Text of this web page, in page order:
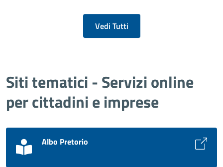
Vedi Tutti
Siti tematici - Servizi online
per cittadini e imprese
Albo Pretorio